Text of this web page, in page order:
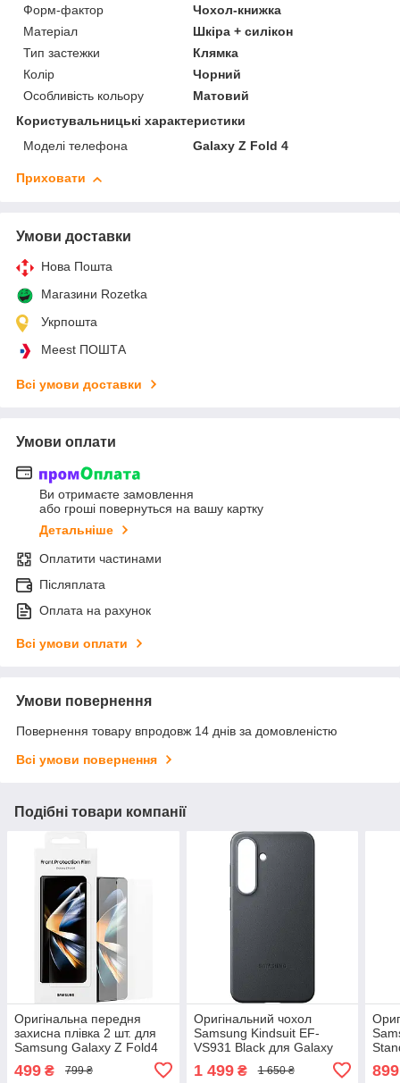
Форм-фактор
Чохол-книжка
Матеріал
Шкіра + силікон
Тип застежки
Клямка
Колір
Чорний
Особливість кольору
Матовий
Користувальницькі характеристики
Моделі телефона
Galaxy Z Fold 4
Приховати
Умови доставки
Нова Пошта
Магазини Rozetka
Укрпошта
Meest ПОШТА
Всі умови доставки
Умови оплати
Ви отримаєте замовлення
або гроші повернуться на вашу картку
Детальніше
Оплатити частинами
Післяплата
Оплата на рахунок
Всі умови оплати
Умови повернення
Повернення товару впродовж 14 днів за домовленістю
Всі умови повернення
Подібні товари компанії
Оригінальна передня
захисна плівка 2 шт. для
Samsung Galaxy Z Fold4
499 ₴ 799 ₴
Оригінальний чохол
Samsung Kindsuit EF-
VS931 Black для Galaxy
1 499₴ 1 650 ₴ 899